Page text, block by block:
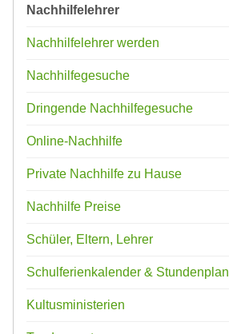
Nachhilfelehrer
Nachhilfelehrer werden
Nachhilfegesuche
Dringende Nachhilfegesuche
Online-Nachhilfe
Private Nachhilfe zu Hause
Nachhilfe Preise
Schüler, Eltern, Lehrer
Schulferienkalender & Stundenplan
Kultusministerien